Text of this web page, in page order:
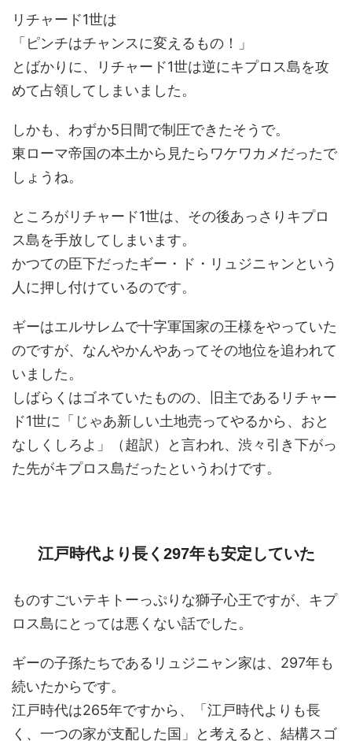
リチャード1世は
「ピンチはチャンスに変えるもの！」
とばかりに、リチャード1世は逆にキプロス島を攻
めて占領してしまいました。
しかも、わずか5日間で制圧できたそうで。
東ローマ帝国の本土から見たらワケワカメだったで
しょうね。
ところがリチャード1世は、その後あっさりキプロ
ス島を手放してしまいます。
かつての臣下だったギー・ド・リュジニャンという
人に押し付けているのです。
ギーはエルサレムで十字軍国家の王様をやっていた
のですが、なんやかんやあってその地位を追われて
いました。
しばらくはゴネていたものの、旧主であるリチャー
ド1世に「じゃあ新しい土地売ってやるから、おと
なしくしろよ」（超訳）と言われ、渋々引き下がっ
た先がキプロス島だったというわけです。
江戸時代より長く297年も安定していた
ものすごいテキトーっぷりな獅子心王ですが、キプ
ロス島にとっては悪くない話でした。
ギーの子孫たちであるリュジニャン家は、297年も
続いたからです。
江戸時代は265年ですから、「江戸時代よりも長
く、一つの家が支配した国」と考えると、結構スゴ